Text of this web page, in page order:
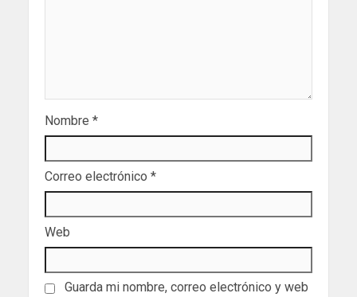
Nombre *
Correo electrónico *
Web
Guarda mi nombre, correo electrónico y web